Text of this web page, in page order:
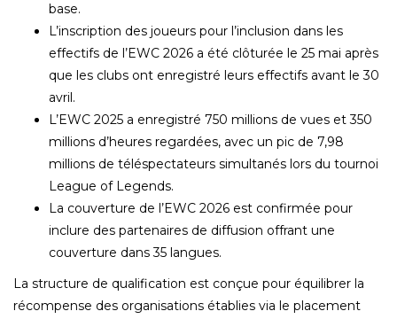
base.
L’inscription des joueurs pour l’inclusion dans les
effectifs de l’EWC 2026 a été clôturée le 25 mai après
que les clubs ont enregistré leurs effectifs avant le 30
avril.
L’EWC 2025 a enregistré 750 millions de vues et 350
millions d’heures regardées, avec un pic de 7,98
millions de téléspectateurs simultanés lors du tournoi
League of Legends.
La couverture de l’EWC 2026 est confirmée pour
inclure des partenaires de diffusion offrant une
couverture dans 35 langues.
La structure de qualification est conçue pour équilibrer la
récompense des organisations établies via le placement